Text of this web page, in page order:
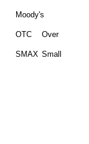
Moody's
OTC Over
SMAX Small